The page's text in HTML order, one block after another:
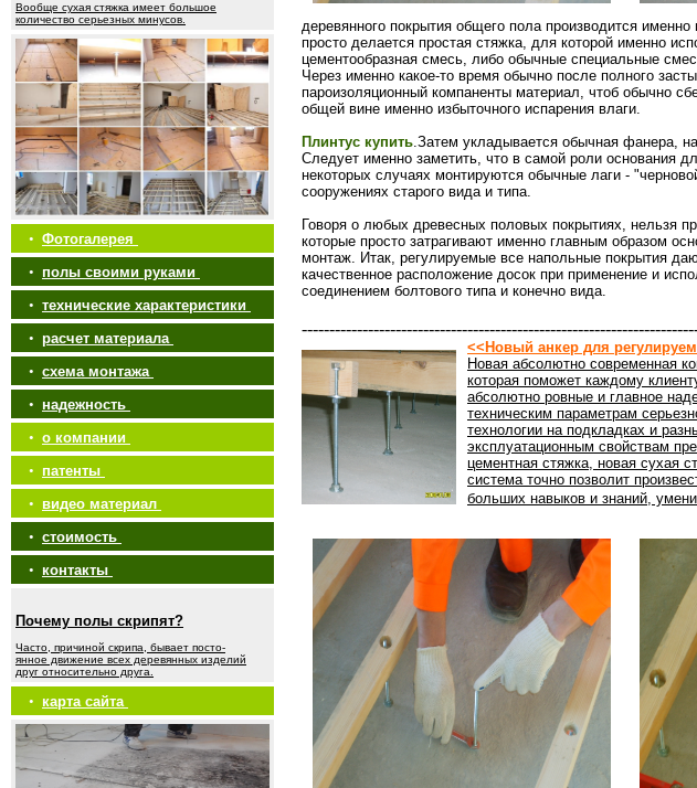
Вообще сухая стяжка имеет большое
количество серьезных минусов.
• Фотогалерея
• полы своими руками
• технические характеристики
• расчет материала
• схема монтажа
• надежность
• о компании
• патенты
• видео материал
• стоимость
• контакты
Почему полы скрипят?
Часто, причиной скрипа, бывает посто-
янное движение всех деревянных изделий
друг относительно друга.
• карта сайта
деревянного покрытия общего пола производится
просто делается простая стяжка, для которой именно
цементообразная смесь, либо обычные специальные
Через именно какое-то время обычно после полного
пароизоляционный компаненты материал, чтоб обычно
общей вине именно избыточного испарения влаги.
Плинтус купить.Затем укладывается обычная фанера,
Следует именно заметить, что в самой роли основания
некоторых случаях монтируются обычные лаги -
сооружениях старого вида и типа.
Говоря о любых древесных половых покрытиях, нельзя
которые просто затрагивают именно главным образом
монтаж. Итак, регулируемые все напольные покрытия
качественное расположение досок при применение и
соединением болтового типа и конечно вида.
<<Новый анкер для
Новая абсолютно современная
которая поможет каждому
абсолютно ровные и главное
техническим параметрам
технологии на подкладках и
эксплуатационным свойствам
цементная стяжка, новая сухая
система точно позволит
больших навыков и знаний,